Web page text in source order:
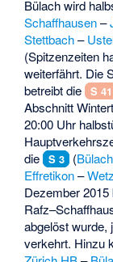
Bülach wird
Schaffhausen–
Stettbach–
(Spitzenzeiten
weiterfährt. Die
betreibt die S 41
Abschnitt
20:00 Uhr
die S 3 (Bülach
Effretikon–
Dezember
abgelöst wurde,
verkehrt. Hinzu